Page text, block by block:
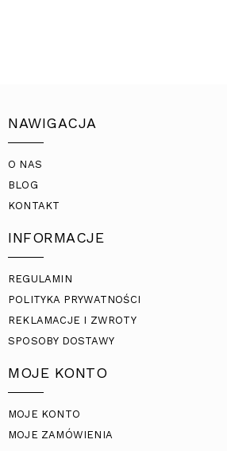
NAWIGACJA
O NAS
BLOG
KONTAKT
INFORMACJE
REGULAMIN
POLITYKA PRYWATNOŚCI
REKLAMACJE I ZWROTY
SPOSOBY DOSTAWY
MOJE KONTO
MOJE KONTO
MOJE ZAMÓWIENIA